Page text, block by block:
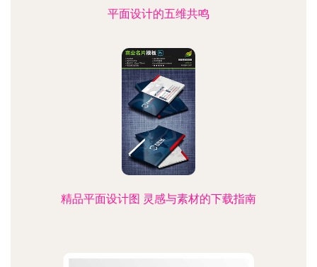
平面设计的五维共鸣
精品平面设计图 灵感与素材的下载指南